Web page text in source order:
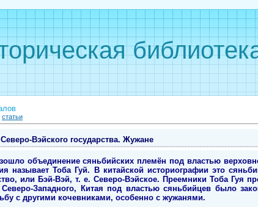
статьи
Вэйского государства. Жужане
объединение сяньбийских племён под властью
называет Тоба Гуй. В китайской историографии это
или Бэй-Вэй, т. е. Северо-Вэйское. Преемники Тоба Гуя
Западного, Китая под властью сяньбийцев было
с другими кочевниками, особенно с жужанями.